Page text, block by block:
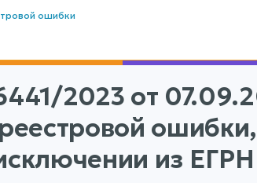
ошибки
2023 от
из